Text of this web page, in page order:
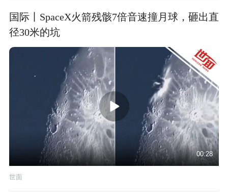
国际丨SpaceX火箭残骸7倍音速撞月球，砸出直
径30米的坑
00:28
世面